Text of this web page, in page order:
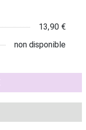
13,90 €
non disponible